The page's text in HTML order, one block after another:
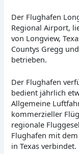
Der Flughafen
Regional Airport,
von Longview,
Countys Gregg
betrieben.
Der Flughafen
bedient jährlich
Allgemeine
kommerzieller
regionale
Flughafen mit
in Texas verbindet.